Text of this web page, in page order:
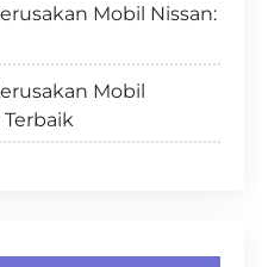
Mobil Nissan:
Mobil